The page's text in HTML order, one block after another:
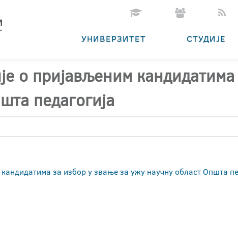
УНИВЕРЗИТЕТ СТУДИЈЕ
о пријављеним
педагогија
за избор у звање за ужу научну област Општа